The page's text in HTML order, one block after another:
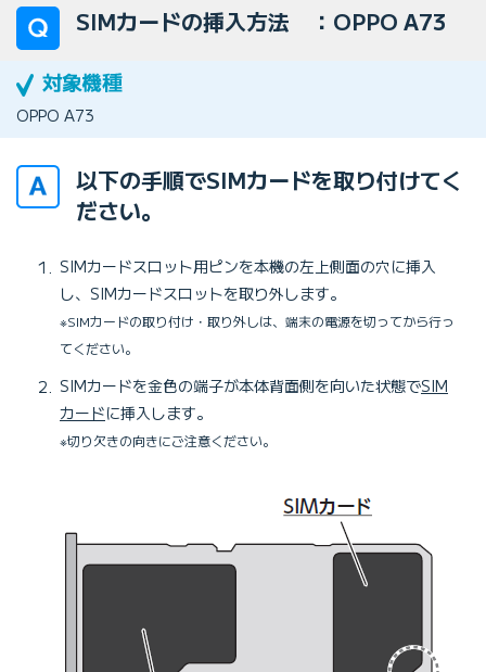
SIMカードの挿入方法 ：OPPO A73
OPPO A73
以下の手順でSIMカードを取り付けてく
ださい。
SIMカードスロット用ピンを本機の左上側面の穴に挿入
し、SIMカードスロットを取り外します。
※SIMカードの取り付け・取り外しは、端末の電源を切ってから行っ
てください。
SIMカードを金色の端子が本体背面側を向いた状態でSIM
カードに挿入します。
※切り欠きの向きにご注意ください。